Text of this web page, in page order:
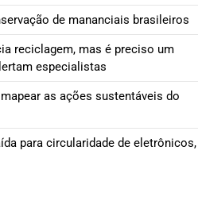
de mananciais brasileiros
reciclagem, mas é preciso um
especialistas
as ações sustentáveis do
para circularidade de eletrônicos,